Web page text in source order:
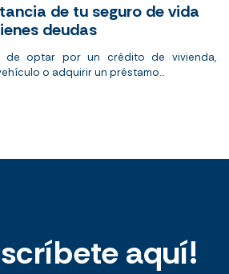
de tu seguro de vida
deudas
de optar por un crédito de vivienda,
o adquirir un préstamo...
aquí!